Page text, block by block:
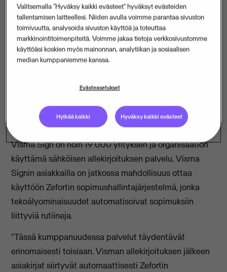
Yhä useampi sopimus tai muu asiakirja allekirjoitetaan
sähköisesti verkossa. Sähköinen allekirjoitus nopeuttaa
yritysten toimintaa, toimii ajasta ja paikasta
Allekirjoituksen jälkeen sopimukset voidaan tallettaa
pilvipalveluun, josta ne löytyvät vaivattomasti aina
tarvittaessa.
Visma Sign on noin 19 000 yrityksen ja organisaation
käyttämä sähköisen allekirjoituksen palvelu. Visma
Signin asiakkailla on jatkossa mahdollisuus ottaa
käyttöön Zefortin sopimushallintajärjestelmä, jonka
tekoälyominaisuudet automatisoivat sopimuksiin
liittyviä rutiineja.
“Tässä kumppanuudessa palvelut täydentävät
erinomaisesti toisiaan. Visman allekirjoituksen jälkeen
asiakirjat siirtyvät automaattisesti Zefortin
Valitsemalla “Hyväksy kaikki evästeet” hyväksyt evästeiden
tallentamisen laitteellesi. Niiden avulla voimme parantaa sivuston
toimivuutta, analysoida sivuston käyttöä ja toteuttaa
markkinointitoimenpiteitä. Voimme jakaa tietoja verkkosivustomme
käyttöäsi koskien myös mainonnan, analytiikan ja sosiaalisen
median kumppaniemme kanssa.
Evästeasetukset
Hylkää kaikki Hyväksy kaikki evästeet